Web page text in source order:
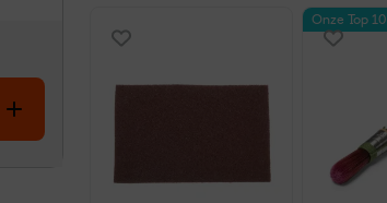
Onze Top 10